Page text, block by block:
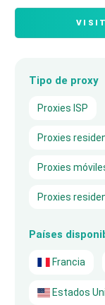
Tipo de proxy
Proxies ISP
Proxies
Proxies
Proxies
Países
Francia
Estados